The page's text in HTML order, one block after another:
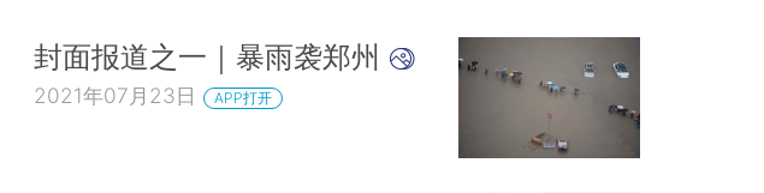
封面报道之一｜暴雨袭郑州
2021年07月23日 APP打开